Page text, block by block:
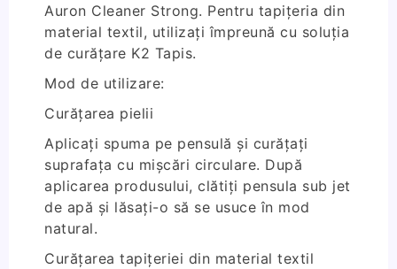
Auron Cleaner Strong. Pentru tapițeria din
material textil, utilizați împreună cu soluția
de curățare K2 Tapis.
Mod de utilizare:
Curățarea pielii
Aplicați spuma pe pensulă și curățați
suprafața cu mișcări circulare. După
aplicarea produsului, clătiți pensula sub jet
de apă și lăsați-o să se usuce în mod
natural.
Curățarea tapițeriei din material textil